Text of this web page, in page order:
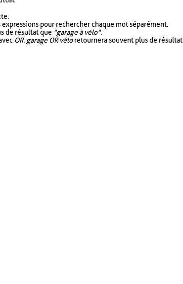
pour rechercher chaque mot séparément.
de résultat que "garage à vélo".
OR. garage OR véloretournera souvent plus de résultat